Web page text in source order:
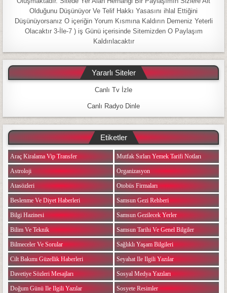
Olduğunu Düşünüyor Ve Telif Hakkı Yasasını ihlal Ettiğini
Düşünüyorsanız O içeriğin Yorum Kısmına Kaldırın Demeniz Yeterli
Olacaktır 3-İle-7 ) iş Günü içerisinde Sitemizden O Paylaşım
Kaldırılacaktır
Yararlı Siteler
Canlı Tv İzle
Canlı Radyo Dinle
Etiketler
Araç Kiralama Vip Transfer
Astroloji
Atasözleri
Beslenme Ve Diyet Haberleri
Bilgi Hazinesi
Bilim Ve Teknik
Bilmeceler Ve Sorular
Cilt Bakımı Güzellik Haberleri
Davetiye Sözleri Mesajları
Doğum Günü Ile Ilgili Yazılar
Mutfak Sırları Yemek Tarifi Notları
Organizasyon
Otobüs Firmaları
Samsun Gezi Rehberi
Samsun Gezilecek Yerler
Samsun Tarihi Ve Genel Bilgiler
Sağlıklı Yaşam Bilgileri
Seyahat Ile Ilgili Yazılar
Sosyal Medya Yazıları
Sosyete Resimler